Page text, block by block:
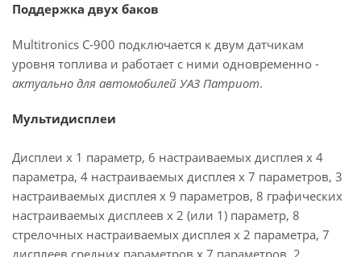
Поддержка двух баков
Multitronics C-900 подключается к двум датчикам
уровня топлива и работает с ними одновременно -
актуально для автомобилей УАЗ Патриот.
Мультидисплеи
Дисплеи х 1 параметр, 6 настраиваемых дисплея х 4
параметра, 4 настраиваемых дисплея х 7 параметров, 3
настраиваемых дисплея х 9 параметров, 8 графических
настраиваемых дисплеев х 2 (или 1) параметр, 8
стрелочных настраиваемых дисплея х 2 параметра, 7
дисплеев средних параметров х 7 параметров, 2